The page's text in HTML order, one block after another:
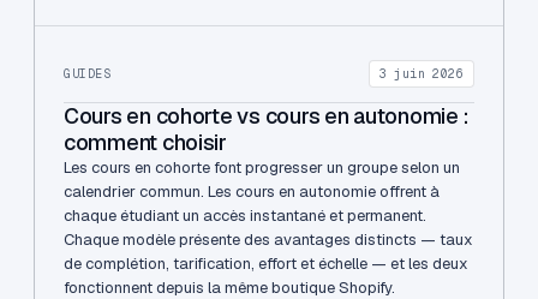
GUIDES 3 juin 2026
Cours en cohorte vs cours en autonomie :
comment choisir
Les cours en cohorte font progresser un groupe selon un
calendrier commun. Les cours en autonomie offrent à
chaque étudiant un accès instantané et permanent.
Chaque modèle présente des avantages distincts — taux
de complétion, tarification, effort et échelle — et les deux
fonctionnent depuis la même boutique Shopify.